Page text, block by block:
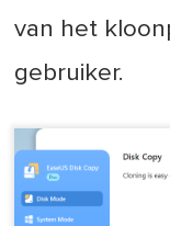
van het
gebruiker.